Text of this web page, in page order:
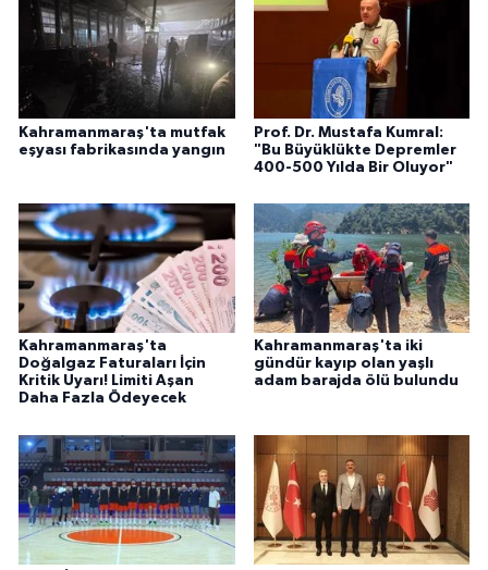
Kahramanmaraş'ta mutfak
eşyası fabrikasında yangın
Prof. Dr. Mustafa Kumral:
"Bu Büyüklükte Depremler
400-500 Yılda Bir Oluyor"
Kahramanmaraş'ta
Doğalgaz Faturaları İçin
Kritik Uyarı! Limiti Aşan
Daha Fazla Ödeyecek
Kahramanmaraş'ta iki
gündür kayıp olan yaşlı
adam barajda ölü bulundu